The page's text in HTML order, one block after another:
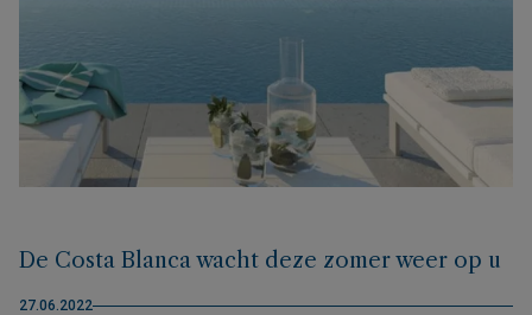
De Costa Blanca wacht deze zomer weer op u
27.06.2022